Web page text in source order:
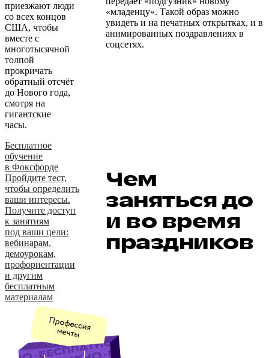
приезжают люди
со всех концов
США, чтобы
вместе с
многотысячной
толпой
прокричать
обратный отсчёт
до Нового года,
смотря на
гигантские
часы.
«младенцу». Такой образ можно
увидеть и на печатных открытках, и в
анимированных поздравлениях в
соцсетях.
Бесплатное
обучение
в Фоксфорде
Пройдите тест,
чтобы определить
ваши интересы.
Получите доступ
к занятиям
под ваши цели:
вебинарам,
демоурокам,
профориентации
и другим
бесплатным
материалам
Чем
заняться до
и во время
праздников